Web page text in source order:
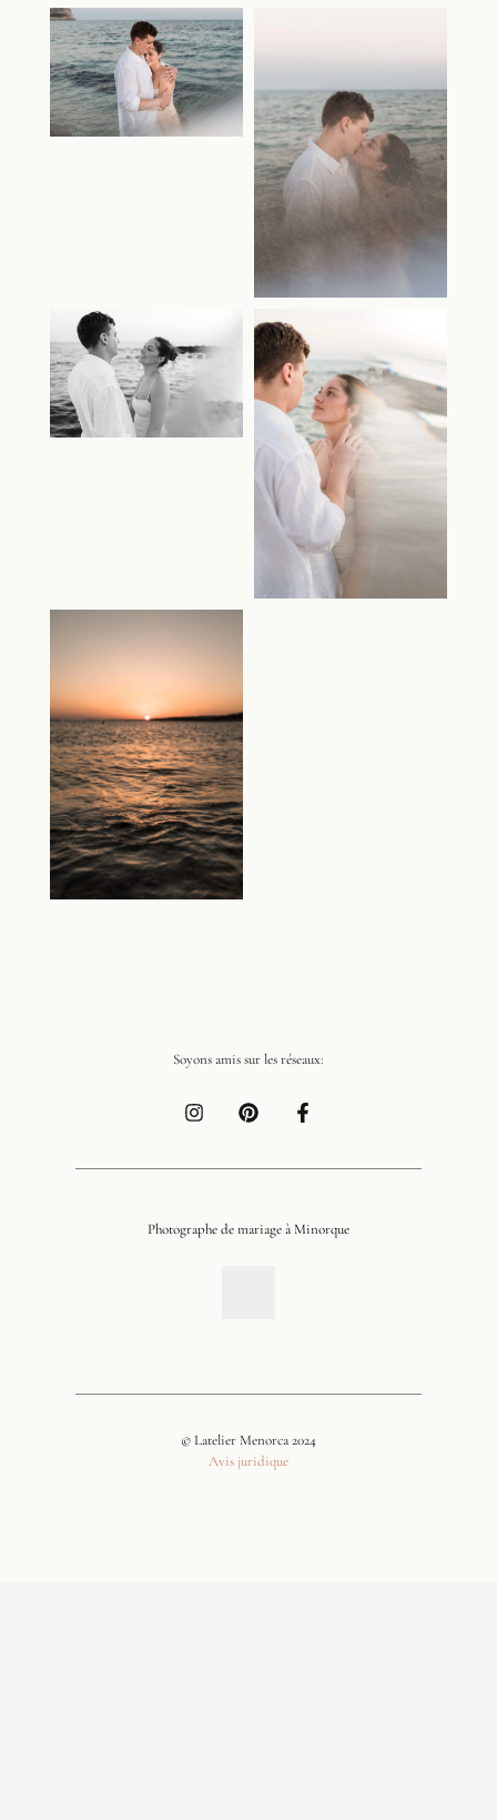
Soyons amis sur les réseaux:
Photographe de mariage à Minorque
© Latelier Menorca 2024
Avis juridique